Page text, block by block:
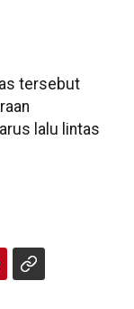
tersebut
lalu lintas